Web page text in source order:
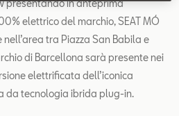
presentando in anteprima
elettrico del marchio, SEAT MÓ
nell’area tra Piazza San Babila e
di Barcellona sarà presente nei
elettrificata dell’iconica
da tecnologia ibrida plug-in.